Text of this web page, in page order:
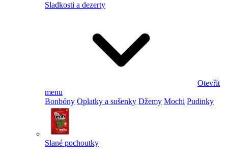
Sladkosti a dezerty
Otevřít
menu
Bonbóny Oplatky a sušenky Džemy Mochi Pudinky
Slané pochoutky